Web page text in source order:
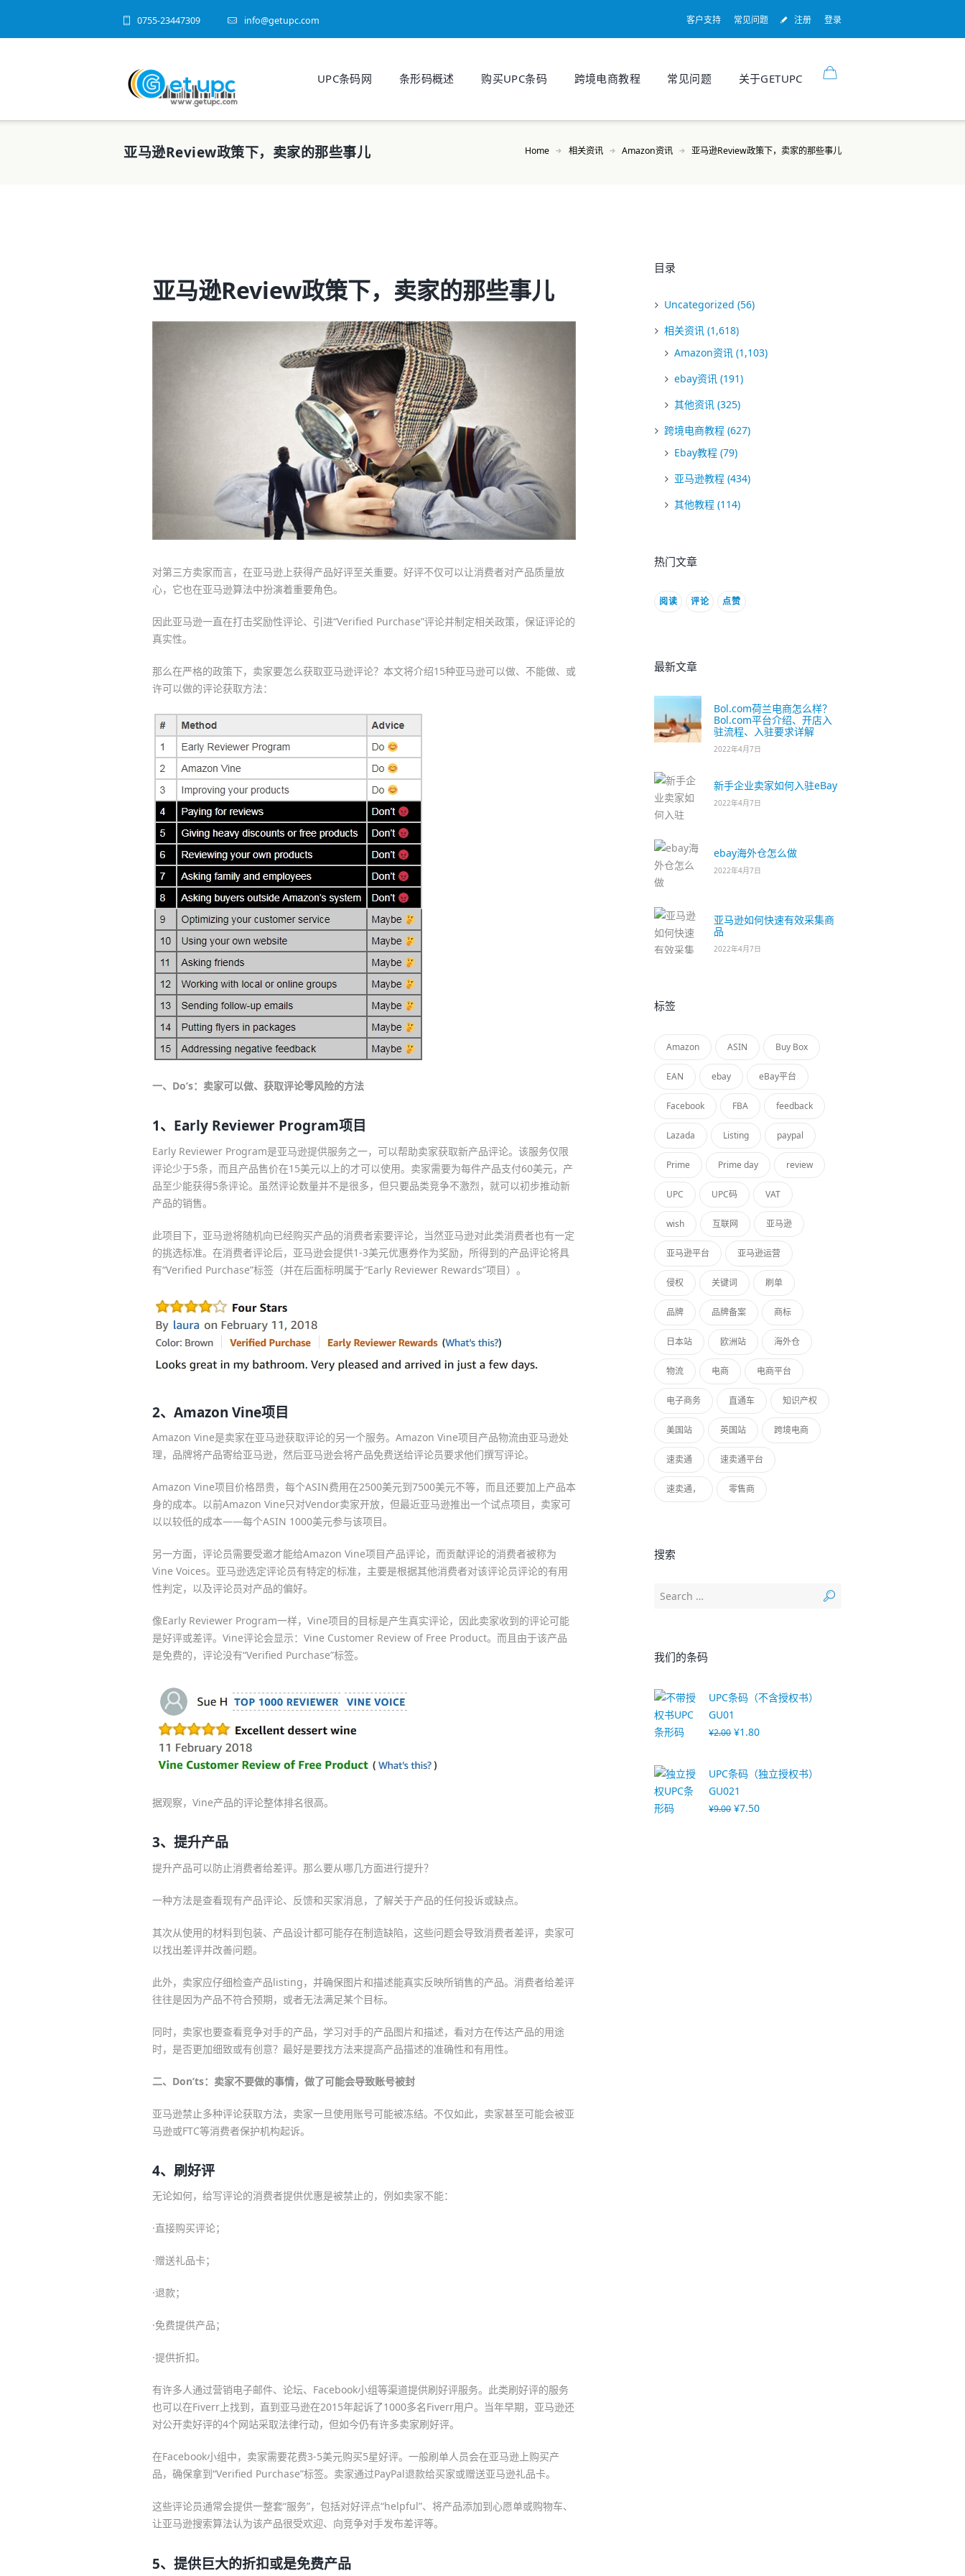
0755-23447309 info@getupc.com 客户支持 常见问题 注册 登录
UPC条码网 条形码概述 购买UPC条码 跨境电商教程 常见问题 关于GETUPC
亚马逊Review政策下，卖家的那些事儿 Home 相关资讯 Amazon资讯 亚马逊Review政策下，卖家的那些事儿
亚马逊Review政策下，卖家的那些事儿
对第三方卖家而言，在亚马逊上获得产品好评至关重要。好评不仅可以让消费者对产品质量放
心，它也在亚马逊算法中扮演着重要角色。
因此亚马逊一直在打击奖励性评论、引进“Verified Purchase”评论并制定相关政策，保证评论的
真实性。
那么在严格的政策下，卖家要怎么获取亚马逊评论？本文将介绍15种亚马逊可以做、不能做、或
许可以做的评论获取方法：
一、Do’s：卖家可以做、获取评论零风险的方法
1、Early Reviewer Program项目
Early Reviewer Program是亚马逊提供服务之一，可以帮助卖家获取新产品评论。该服务仅限
评论少于5条，而且产品售价在15美元以上的才可以使用。卖家需要为每件产品支付60美元，产
品至少能获得5条评论。虽然评论数量并不是很多，但只要品类竞争不激烈，就可以初步推动新
产品的销售。
此项目下，亚马逊将随机向已经购买产品的消费者索要评论，当然亚马逊对此类消费者也有一定
的挑选标准。在消费者评论后，亚马逊会提供1-3美元优惠券作为奖励，所得到的产品评论将具
有“Verified Purchase”标签（并在后面标明属于“Early Reviewer Rewards”项目）。
2、Amazon Vine项目
Amazon Vine是卖家在亚马逊获取评论的另一个服务。Amazon Vine项目产品物流由亚马逊处
理，品牌将产品寄给亚马逊，然后亚马逊会将产品免费送给评论员要求他们撰写评论。
Amazon Vine项目价格昂贵，每个ASIN费用在2500美元到7500美元不等，而且还要加上产品本
身的成本。以前Amazon Vine只对Vendor卖家开放，但最近亚马逊推出一个试点项目，卖家可
以以较低的成本——每个ASIN 1000美元参与该项目。
另一方面，评论员需要受邀才能给Amazon Vine项目产品评论，而贡献评论的消费者被称为
Vine Voices。亚马逊选定评论员有特定的标准，主要是根据其他消费者对该评论员评论的有用
性判定，以及评论员对产品的偏好。
像Early Reviewer Program一样，Vine项目的目标是产生真实评论，因此卖家收到的评论可能
是好评或差评。Vine评论会显示：Vine Customer Review of Free Product。而且由于该产品
是免费的，评论没有“Verified Purchase”标签。
据观察，Vine产品的评论整体排名很高。
3、提升产品
提升产品可以防止消费者给差评。那么要从哪几方面进行提升？
一种方法是查看现有产品评论、反馈和买家消息，了解关于产品的任何投诉或缺点。
其次从使用的材料到包装、产品设计都可能存在制造缺陷，这些问题会导致消费者差评，卖家可
以找出差评并改善问题。
此外，卖家应仔细检查产品listing，并确保图片和描述能真实反映所销售的产品。消费者给差评
往往是因为产品不符合预期，或者无法满足某个目标。
同时，卖家也要查看竞争对手的产品，学习对手的产品图片和描述，看对方在传达产品的用途
时，是否更加细致或有创意？最好是要找方法来提高产品描述的准确性和有用性。
二、Don’ts：卖家不要做的事情，做了可能会导致账号被封
亚马逊禁止多种评论获取方法，卖家一旦使用账号可能被冻结。不仅如此，卖家甚至可能会被亚
马逊或FTC等消费者保护机构起诉。
4、刷好评
无论如何，给写评论的消费者提供优惠是被禁止的，例如卖家不能：
·直接购买评论；
·赠送礼品卡；
·退款；
·免费提供产品；
·提供折扣。
有许多人通过营销电子邮件、论坛、Facebook小组等渠道提供刷好评服务。此类刷好评的服务
也可以在Fiverr上找到，直到亚马逊在2015年起诉了1000多名Fiverr用户。当年早期，亚马逊还
对公开卖好评的4个网站采取法律行动，但如今仍有许多卖家刷好评。
在Facebook小组中，卖家需要花费3-5美元购买5星好评。一般刷单人员会在亚马逊上购买产
品，确保拿到“Verified Purchase”标签。卖家通过PayPal退款给买家或赠送亚马逊礼品卡。
这些评论员通常会提供一整套“服务”，包括对好评点“helpful”、将产品添加到心愿单或购物车、
让亚马逊搜索算法认为该产品很受欢迎、向竞争对手发布差评等。
5、提供巨大的折扣或是免费产品
目录
Uncategorized (56)
相关资讯 (1,618)
Amazon资讯 (1,103)
ebay资讯 (191)
其他资讯 (325)
跨境电商教程 (627)
Ebay教程 (79)
亚马逊教程 (434)
其他教程 (114)
热门文章
阅读 评论 点赞
最新文章
Bol.com荷兰电商怎么样？
Bol.com平台介绍、开店入
驻流程、入驻要求详解
2022年4月7日
新手企业卖家如何入驻eBay
2022年4月7日
ebay海外仓怎么做
2022年4月7日
亚马逊如何快速有效采集商
品
2022年4月7日
标签
Amazon ASIN Buy Box
EAN ebay eBay平台
Facebook FBA feedback
Lazada Listing paypal
Prime Prime day review
UPC UPC码 VAT
wish 互联网 亚马逊
亚马逊平台 亚马逊运营
侵权 关键词 刷单
品牌 品牌备案 商标
日本站 欧洲站 海外仓
物流 电商 电商平台
电子商务 直通车 知识产权
美国站 英国站 跨境电商
速卖通 速卖通平台
速卖通， 零售商
搜索
我们的条码
UPC条码（不含授权书）
GU01
¥2.00 ¥1.80
UPC条码（独立授权书）
GU021
¥9.00 ¥7.50